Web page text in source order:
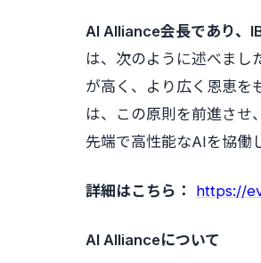
AI Alliance会長であり、
は、次のように述べまし
が高く、より広く恩恵
は、この原則を前進させ
先端で高性能なAIを協働
詳細はこちら： https://
AI Allianceについて